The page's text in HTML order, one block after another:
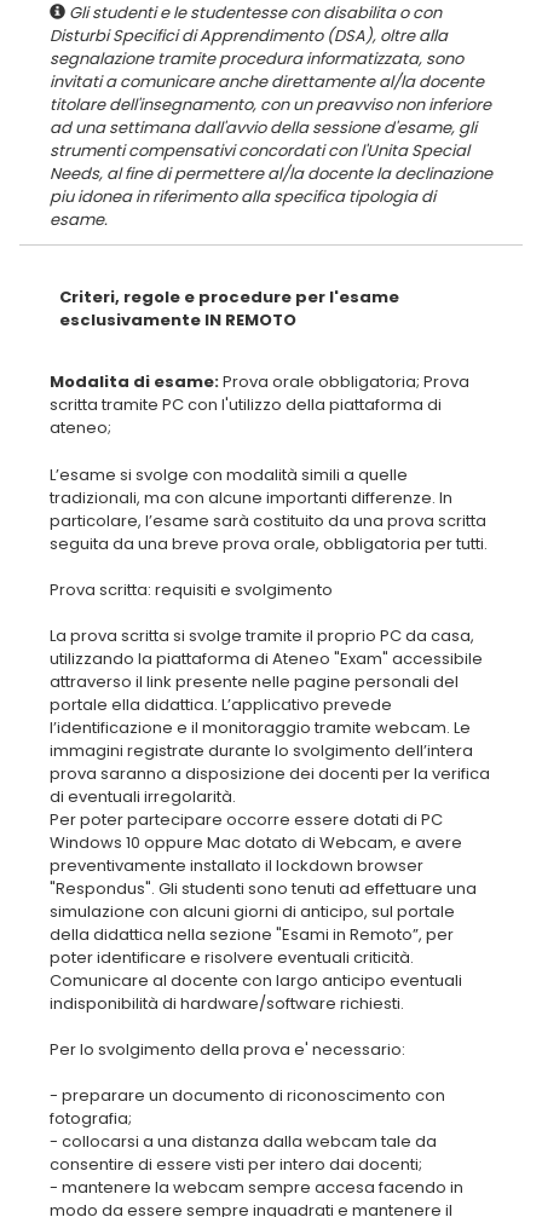
Gli studenti e le studentesse con disabilita o con
Disturbi Specifici di Apprendimento (DSA), oltre alla
segnalazione tramite procedura informatizzata, sono
invitati a comunicare anche direttamente al/la docente
titolare dell'insegnamento, con un preavviso non inferiore
ad una settimana dall'avvio della sessione d'esame, gli
strumenti compensativi concordati con l'Unita Special
Needs, al fine di permettere al/la docente la declinazione
piu idonea in riferimento alla specifica tipologia di
Criteri, regole e procedure per l'esame
esclusivamente IN REMOTO
Modalita di esame:Prova orale obbligatoria; Prova
scritta tramite PC con l'utilizzo della piattaforma di
L’esame si svolge con modalità simili a quelle
tradizionali, ma con alcune importanti differenze. In
particolare, l’esame sarà costituito da una prova scritta
seguita da una breve prova orale, obbligatoria per tutti.
Prova scritta: requisiti e svolgimento
La prova scritta si svolge tramite il proprio PC da casa,
utilizzando la piattaforma di Ateneo "Exam" accessibile
attraverso il link presente nelle pagine personali del
portale ella didattica. L’applicativo prevede
l’identificazione e il monitoraggio tramite webcam. Le
immagini registrate durante lo svolgimento dell’intera
prova saranno a disposizione dei docenti per la verifica
di eventuali irregolarità.
Per poter partecipare occorre essere dotati di PC
Windows 10 oppure Mac dotato di Webcam, e avere
preventivamente installato il lockdown browser
"Respondus". Gli studenti sono tenuti ad effettuare una
simulazione con alcuni giorni di anticipo, sul portale
della didattica nella sezione "Esami in Remoto”, per
poter identificare e risolvere eventuali criticità.
Comunicare al docente con largo anticipo eventuali
indisponibilità di hardware/software richiesti.
Per lo svolgimento della prova e' necessario:
- preparare un documento di riconoscimento con
fotografia;
- collocarsi a una distanza dalla webcam tale da
consentire di essere visti per intero dai docenti;
- mantenere la webcam sempre accesa facendo in
modo da essere sempre inquadrati e mantenere il